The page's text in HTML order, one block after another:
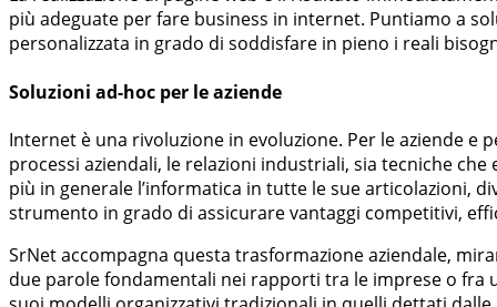
più adeguate per fare business in internet. Puntiamo a
personalizzata in grado di soddisfare in pieno i reali
Soluzioni ad-hoc per le aziende
Internet è una rivoluzione in evoluzione. Per le aziende
processi aziendali, le relazioni industriali, sia tecniche
più in generale l’informatica in tutte le sue articolazioni,
strumento in grado di assicurare vantaggi competitivi,
SrNet accompagna questa trasformazione aziendale,
due parole fondamentali nei rapporti tra le imprese o fra